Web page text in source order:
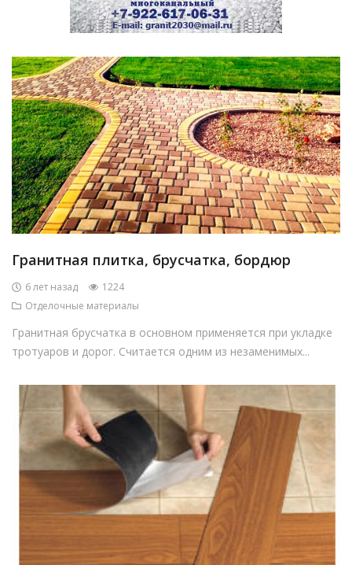
Гранитная плитка, брусчатка, бордюр
6 лет назад
1224
Отделочные материалы
Гранитная брусчатка в основном применяется при укладке
тротуаров и дорог. Считается одним из незаменимых...